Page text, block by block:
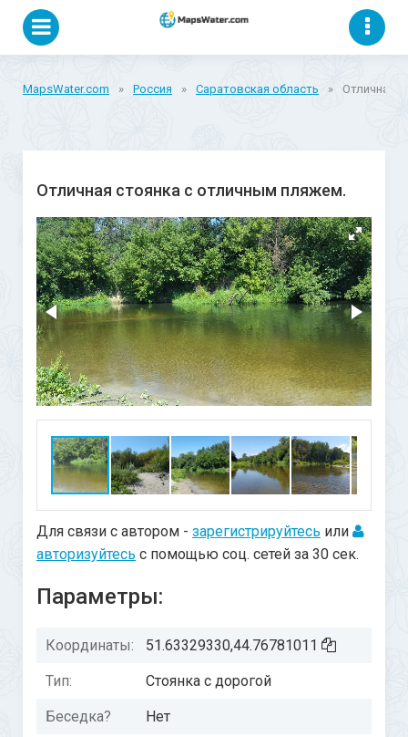
MapsWater.com » Россия » Саратовская область » Отличная
Отличная стоянка с отличным пляжем.
Для связи с автором - зарегистрируйтесь или
авторизуйтесь с помощью соц. сетей за 30 сек.
Параметры:
Координаты: 51.63329330,44.76781011
Тип: Стоянка с дорогой
Беседка? Нет